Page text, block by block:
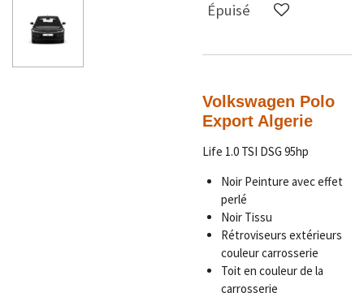
Épuisé
Volkswagen Polo
Export Algerie
Life 1.0 TSI DSG 95hp
Noir Peinture avec effet
perlé
Noir Tissu
Rétroviseurs extérieurs
couleur carrosserie
Toit en couleur de la
carrosserie